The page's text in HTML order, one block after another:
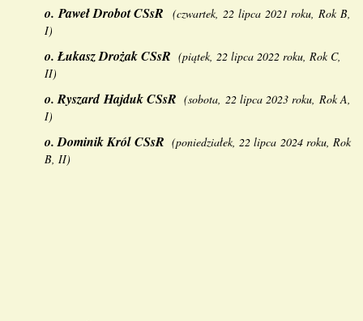
o.Paweł Drobot CSsR (czwartek, 22 lipca 2021 roku, Rok B,
I)
o.Łukasz Drożak CSsR (piątek, 22 lipca 2022 roku, Rok C,
II)
o.Ryszard Hajduk CSsR (sobota, 22 lipca 2023 roku, Rok A,
I)
o.Dominik Król CSsR (poniedziałek, 22 lipca 2024 roku, Rok
B, II)